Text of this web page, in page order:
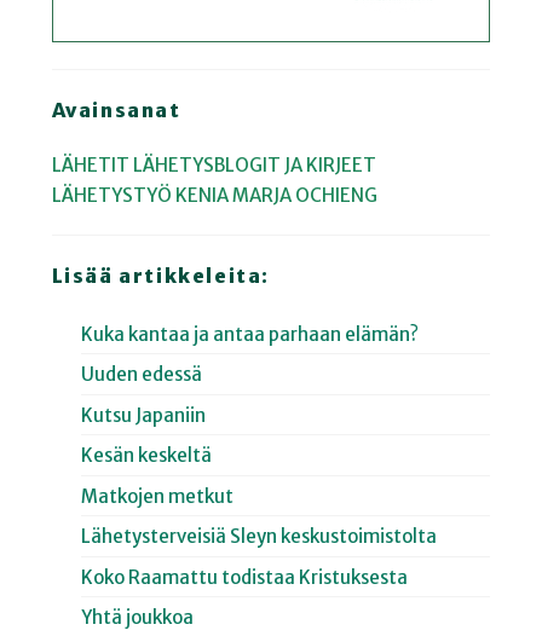
Avainsanat
LÄHETIT LÄHETYSBLOGIT JA KIRJEET
LÄHETYSTYÖ KENIAMARJA OCHIENG
Lisää artikkeleita:
Kuka kantaa ja antaa parhaan elämän?
Uuden edessä
Kutsu Japaniin
Kesän keskeltä
Matkojen metkut
Lähetysterveisiä Sleyn keskustoimistolta
Koko Raamattu todistaa Kristuksesta
Yhtä joukkoa